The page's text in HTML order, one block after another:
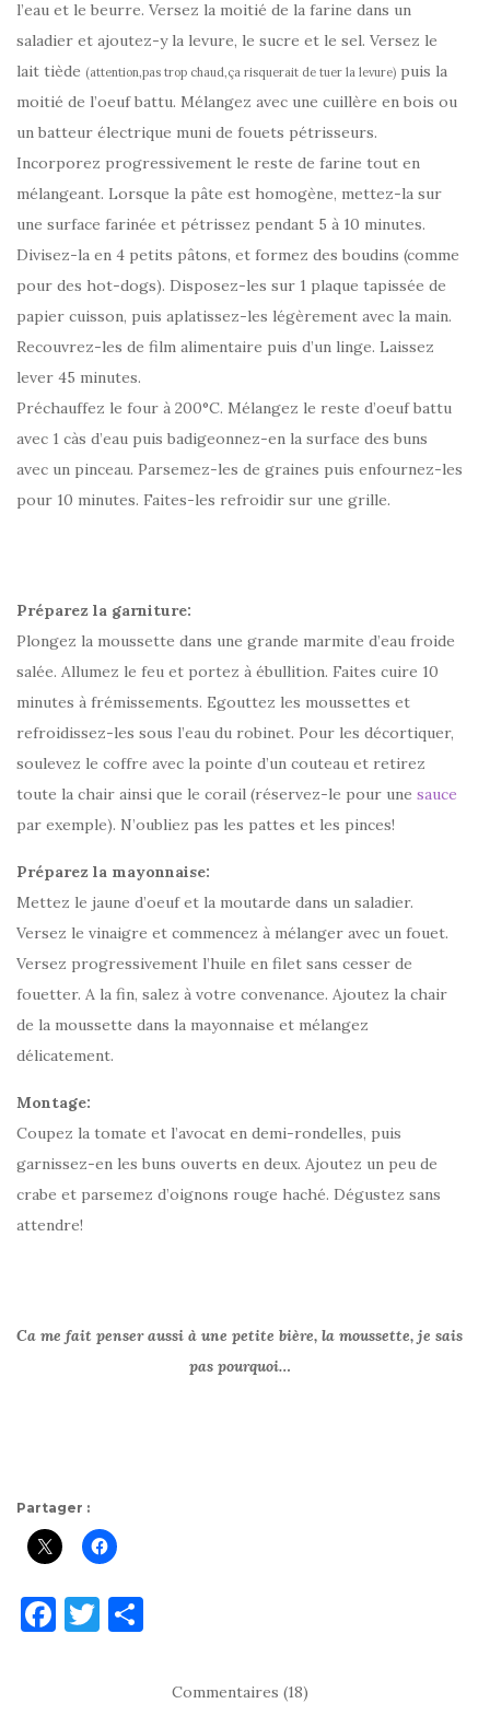
l’eau et le beurre. Versez la moitié de la farine dans un
saladier et ajoutez-y la levure, le sucre et le sel. Versez le
lait tiède (attention,pas trop chaud,ça risquerait de tuer la levure) puis la
moitié de l’oeuf battu. Mélangez avec une cuillère en bois ou
un batteur électrique muni de fouets pétrisseurs.
Incorporez progressivement le reste de farine tout en
mélangeant. Lorsque la pâte est homogène, mettez-la sur
une surface farinée et pétrissez pendant 5 à 10 minutes.
Divisez-la en 4 petits pâtons, et formez des boudins (comme
pour des hot-dogs). Disposez-les sur 1 plaque tapissée de
papier cuisson, puis aplatissez-les légèrement avec la main.
Recouvrez-les de film alimentaire puis d’un linge. Laissez
lever 45 minutes.
Préchauffez le four à 200°C. Mélangez le reste d’oeuf battu
avec 1 càs d’eau puis badigeonnez-en la surface des buns
avec un pinceau. Parsemez-les de graines puis enfournez-les
pour 10 minutes. Faites-les refroidir sur une grille.
Préparez la garniture:
Plongez la moussette dans une grande marmite d’eau froide
salée. Allumez le feu et portez à ébullition. Faites cuire 10
minutes à frémissements. Egouttez les moussettes et
refroidissez-les sous l’eau du robinet. Pour les décortiquer,
soulevez le coffre avec la pointe d’un couteau et retirez
toute la chair ainsi que le corail (réservez-le pour une sauce
par exemple). N’oubliez pas les pattes et les pinces!
Préparez la mayonnaise:
Mettez le jaune d’oeuf et la moutarde dans un saladier.
Versez le vinaigre et commencez à mélanger avec un fouet.
Versez progressivement l’huile en filet sans cesser de
fouetter. A la fin, salez à votre convenance. Ajoutez la chair
de la moussette dans la mayonnaise et mélangez
délicatement.
Montage:
Coupez la tomate et l’avocat en demi-rondelles, puis
garnissez-en les buns ouverts en deux. Ajoutez un peu de
crabe et parsemez d’oignons rouge haché. Dégustez sans
attendre!
Ca me fait penser aussi à une petite bière, la moussette, je sais
pas pourquoi…
Partager :
F T
taCommentaires (18)